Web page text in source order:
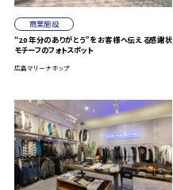
商業施設
“20年分のありがとう”をお客様へ伝える感謝状
モチーフのフォトスポット
広島マリーナホップ